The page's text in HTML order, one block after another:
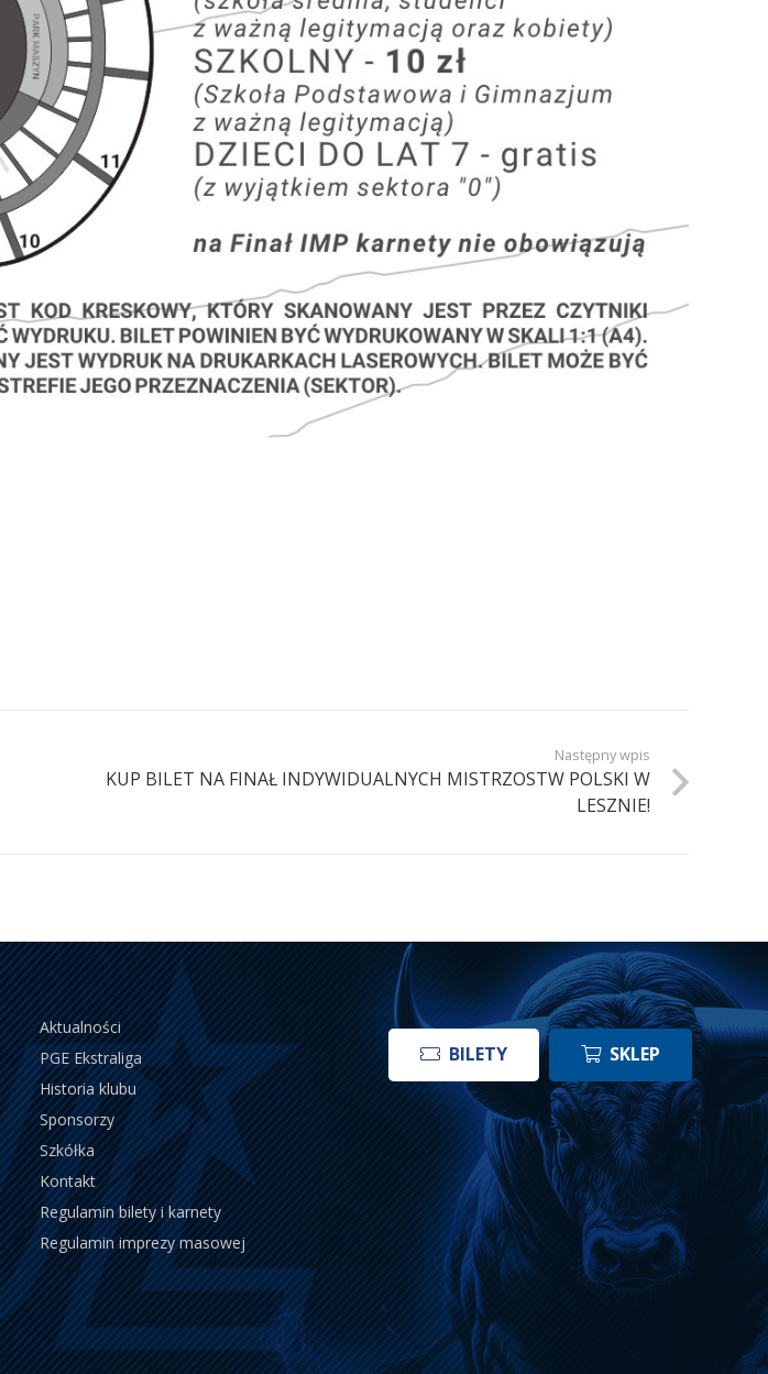
Następny wpis
KUP BILET NA FINAŁ INDYWIDUALNYCH MISTRZOSTW POLSKI W
LESZNIE!
Aktualności
PGE Ekstraliga
Historia klubu
Sponsorzy
Szkółka
Kontakt
Regulamin bilety i karnety
Regulamin imprezy masowej
BILETY SKLEP